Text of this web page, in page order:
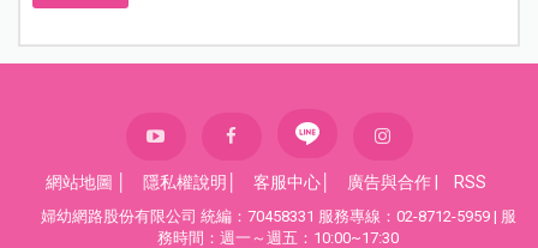
網站地圖 隱私權說明 客服中心 廣告與合作 RSS
婦幼網路股份有限公司 統編：70458331 服務專線：02-8712-5959 | 服
務時間：週一～週五：10:00~17:30